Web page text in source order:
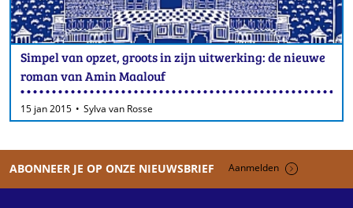
Simpel van opzet, groots in zijn uitwerking: de nieuwe
roman van Amin Maalouf
15 jan 2015 Sylva van Rosse
ABONNEER JE OP ONZE NIEUWSBRIEF Aanmelden